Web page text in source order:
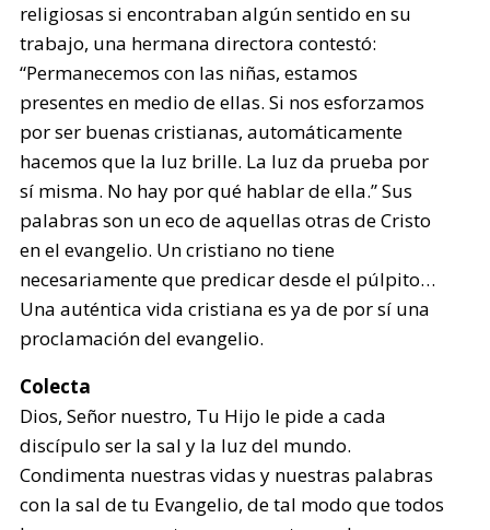
religiosas si encontraban algún sentido en su
trabajo, una hermana directora contestó:
“Permanecemos con las niñas, estamos
presentes en medio de ellas. Si nos esforzamos
por ser buenas cristianas, automáticamente
hacemos que la luz brille. La luz da prueba por
sí misma. No hay por qué hablar de ella.” Sus
palabras son un eco de aquellas otras de Cristo
en el evangelio. Un cristiano no tiene
necesariamente que predicar desde el púlpito…
Una auténtica vida cristiana es ya de por sí una
proclamación del evangelio.
Colecta
Dios, Señor nuestro, Tu Hijo le pide a cada
discípulo ser la sal y la luz del mundo.
Condimenta nuestras vidas y nuestras palabras
con la sal de tu Evangelio, de tal modo que todos